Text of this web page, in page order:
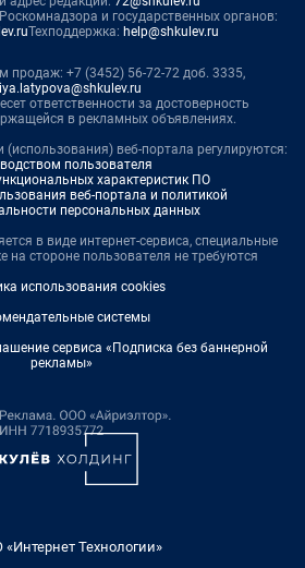
и государственных органов:
Техподдержка: help@shkulev.ru
продаж: +7 (3452) 56-72-72 доб. 3335,
ответственности за достоверность
в рекламных объявлениях.
(использования) веб-портала регулируются:
пользователя
характеристик ПО
веб-портала и политикой
персональных данных
в виде интернет-сервиса, специальные
на стороне пользователя не требуются
использования cookies
системы
сервиса «Подписка без баннерной
рекламы»
Технологии»